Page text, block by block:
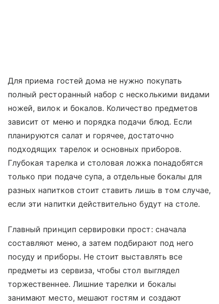
Для приема гостей дома не нужно покупать
полный ресторанный набор с несколькими видами
ножей, вилок и бокалов. Количество предметов
зависит от меню и порядка подачи блюд. Если
планируются салат и горячее, достаточно
подходящих тарелок и основных приборов.
Глубокая тарелка и столовая ложка понадобятся
только при подаче супа, а отдельные бокалы для
разных напитков стоит ставить лишь в том случае,
если эти напитки действительно будут на столе.
Главный принцип сервировки прост: сначала
составляют меню, а затем подбирают под него
посуду и приборы. Не стоит выставлять все
предметы из сервиза, чтобы стол выглядел
торжественнее. Лишние тарелки и бокалы
занимают место, мешают гостям и создают